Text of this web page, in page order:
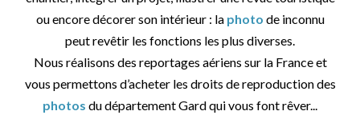
ou encore décorer son intérieur : la photo de inconnu
peut revêtir les fonctions les plus diverses.
Nous réalisons des reportages aériens sur la France et
vous permettons d’acheter les droits de reproduction des
photos du département Gard qui vous font rêver...